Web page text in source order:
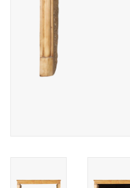
Vloeren - Steen, Terra Cotta
& Marmer
AI-Ready Database